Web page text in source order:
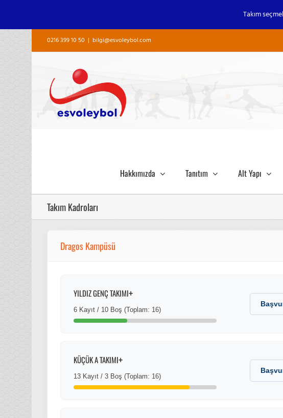
0216 399 10 50 | bilgi@esvoleybol.com
Hakkımızda Tanıtım Alt Yapı
Takım Kadroları
Dragos Kampüsü
YILDIZ GENÇ TAKIMI+
6 Kayıt / 10 Boş (Toplam: 16)
KÜÇÜK A TAKIMI+
13 Kayıt / 3 Boş (Toplam: 16)
Takım